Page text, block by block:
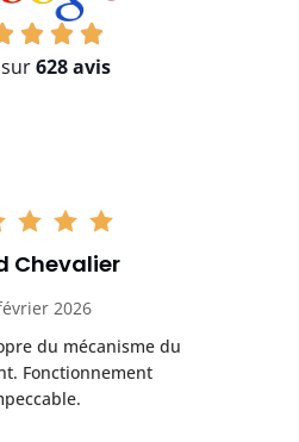
628 avis
Chevalier
2026
du mécanisme du
Fonctionnement